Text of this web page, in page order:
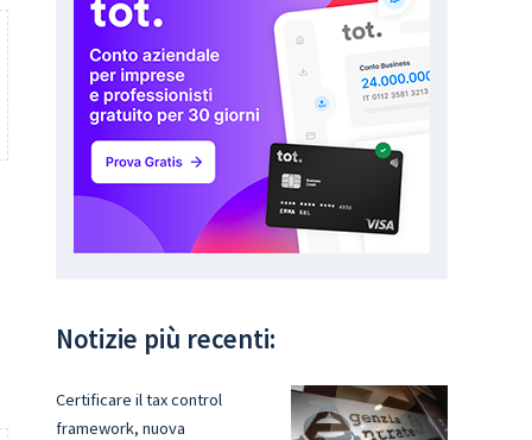
Notizie più recenti:
Certificare il tax control
framework, nuova